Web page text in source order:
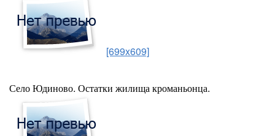
[699x609]
Село Юдиново. Остатки жилища кроманьонца.